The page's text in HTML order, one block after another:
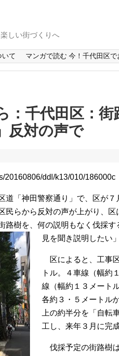
しい街づくりへ
いて マンガで読む 今！千代田区で
：千代田区：
反対の声で
20160806/ddl/k13/010/186000c
「神田警察通り」で、区が
民らから反対の声が上がり、
路樹を、何の説明もなく伐採
見を聞き説明したい
区によると、工事
トル。４車線（幅約
線（幅約１３メート
各約３・５メートル
上の約半分を「自転
工し、来年３月に完
伐採予定の街路樹